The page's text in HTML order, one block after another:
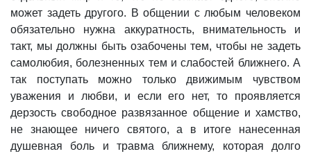
может задеть другого. В общении с любым человеком
обязательно нужна аккуратность, внимательность и
такт, мы должны быть озабочены тем, чтобы не задеть
самолюбия, болезненных тем и слабостей ближнего. А
так поступать можно только движимым чувством
уважения и любви, и если его нет, то проявляется
дерзость свободное развязанное общение и хамство,
не знающее ничего святого, а в итоге нанесенная
душевная боль и травма ближнему, которая долго